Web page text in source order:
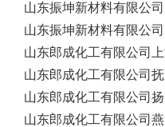
山东振坤新材料有限公司
山东振坤新材料有限公司
山东郎成化工有限公司
山东郎成化工有限公司
山东郎成化工有限公司
山东郎成化工有限公司